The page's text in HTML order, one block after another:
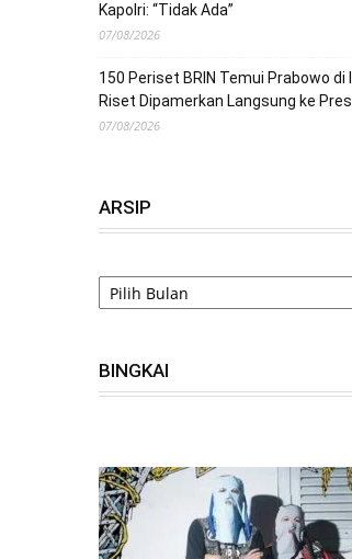
Kapolri: “Tidak Ada”
07/08/2026
150 Periset BRIN Temui Prabowo di
Riset Dipamerkan Langsung ke
07/08/2026
ARSIP
ARSIP
BINGKAI